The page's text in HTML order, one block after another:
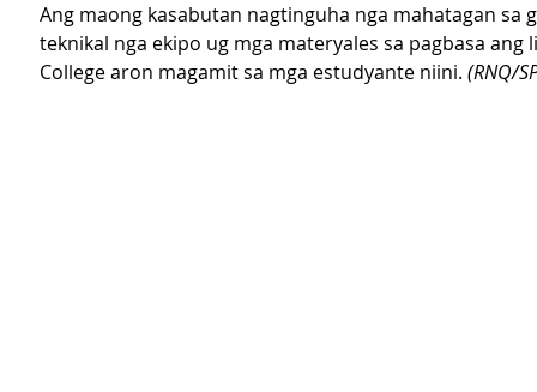
Ang maong kasabutan nagtinguha nga mahatagan sa
teknikal nga ekipo ug mga materyales sa pagbasa ang
College aron magamit sa mga estudyante niini. (RNQ/